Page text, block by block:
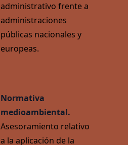
administrativo frente a
administraciones
públicas nacionales y
europeas.
Normativa
medioambiental.
Asesoramiento relativo
a la aplicación de la